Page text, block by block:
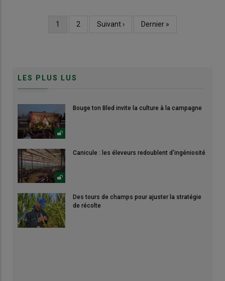
Page
1 Page
2
Page
Suivant ›
Dernière
Dernier »
LES PLUS LUS
Bouge ton Bled invite la culture à la campagne
Canicule : les éleveurs redoublent d'ingéniosité
Des tours de champs pour ajuster la stratégie
de récolte